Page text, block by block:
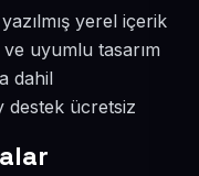
yerel içerik
ve uyumlu tasarım
dahil
destek ücretsiz